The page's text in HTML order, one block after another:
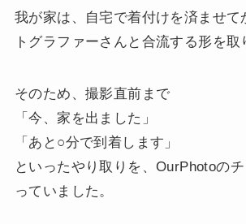
我が家は、自宅で着付けを済ませて
トグラファーさんと合流する形を取
そのため、撮影直前まで
「今、家を出ました」
「あと○分で到着します」
といったやり取りを、OurPhotoの
っていました。